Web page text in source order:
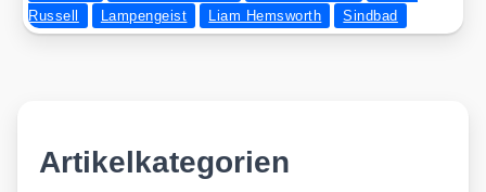
Russell
Lampengeist Liam Hemsworth Sindbad
Artikelkategorien